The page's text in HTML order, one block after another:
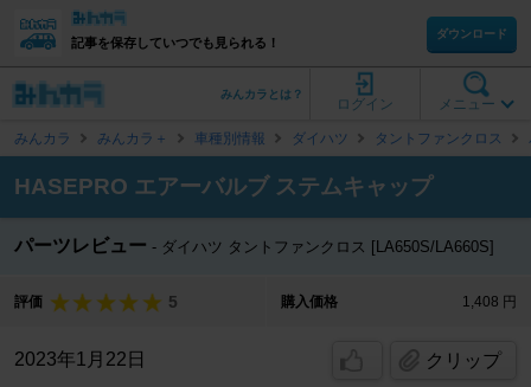
記事を保存していつでも見られる！
ダウンロード
メニュー
ログイン
みんカラとは？
みんカラ みんカラ＋ 車種別情報 ダイハツ タントファンクロス
HASEPRO エアーバルブ ステムキャップ
パーツレビュー ダイハツ タントファンクロス [LA650S/LA660S]
評価 5 購入価格 1,408 円
2023年1月22日 クリップ